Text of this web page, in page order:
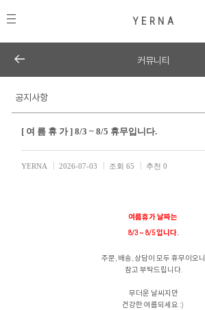
Y E R N A
커뮤니티
공지사항
[ 여 름 휴 가 ] 8/3 ~ 8/5 휴무입니다.
YERNA 2026-07-03 조회 65 추천 0
여름휴가 날짜는
8/3 ~ 8/5 입니다.
주문, 배송, 상담이 모두 휴무이오니
참고 부탁드립니다.
무더운 날씨지만
건강한 여름되세요 :)